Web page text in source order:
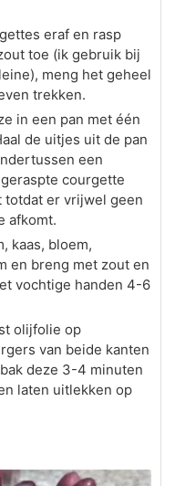
eraf en rasp
toe (ik gebruik bij
meng het geheel
trekken.
in een pan met één
de uitjes uit de pan
een
courgette
totdat er vrijwel geen
afkomt.
kaas, bloem,
en breng met zout en
vochtige handen 4-6
olijfolie op
van beide kanten
deze 3-4 minuten
laten uitlekken op